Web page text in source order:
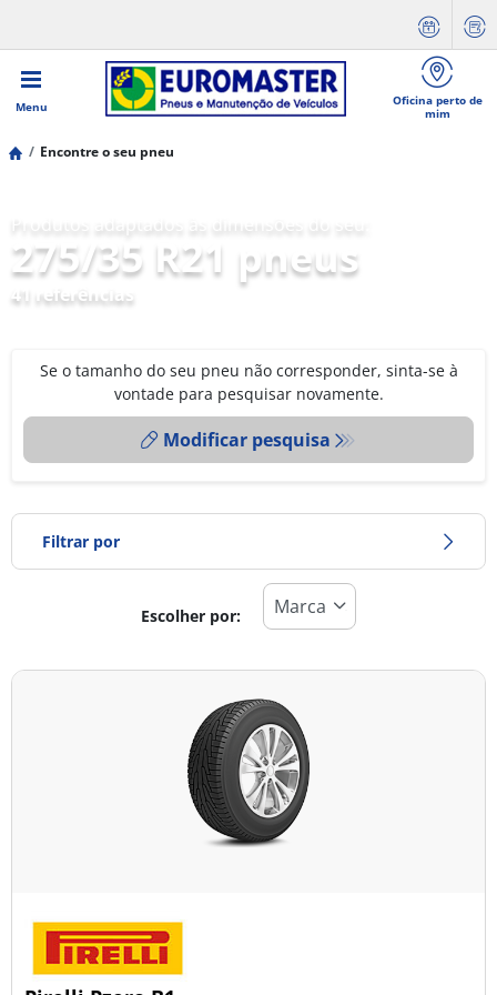
Menu
Oficina perto de
mim
Encontre o seu pneu
275/35 R21 pneus
41 referências
Se o tamanho do seu pneu não corresponder, sinta-se à
vontade para pesquisar novamente.
Modificar pesquisa
Filtrar por
Todos os tipos (41)
Todas as estações (2)
Ligeiro (41)
Comercial (0)
Escolher por: